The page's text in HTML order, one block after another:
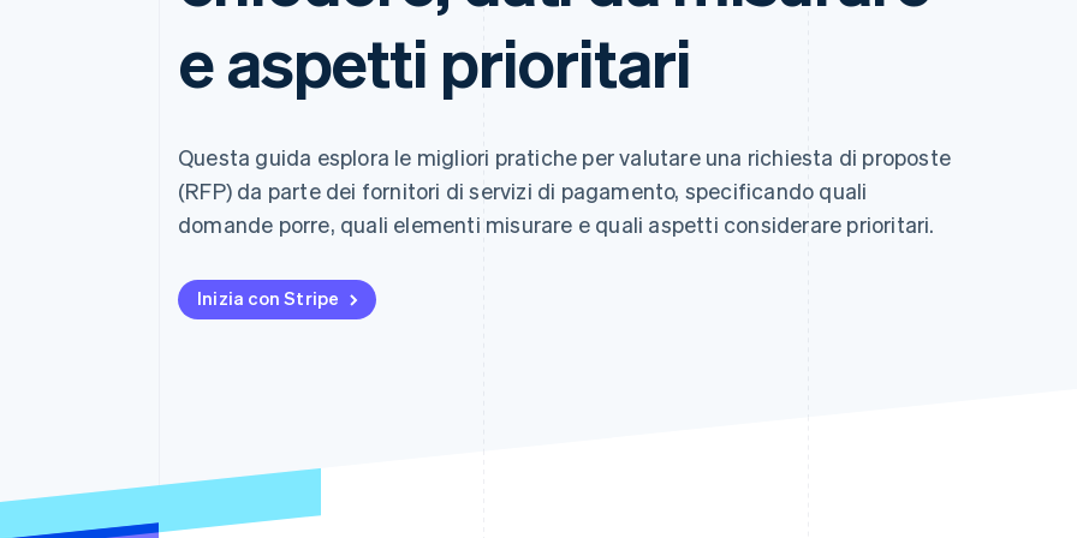
Financial Connections
Conti finanziari collegati
e aspetti prioritari
Questa guida esplora le migliori pratiche per valutare una richiesta di proposte
(RFP) da parte dei fornitori di servizi di pagamento, specificando quali
domande porre, quali elementi misurare e quali aspetti considerare prioritari.
Inizia con Stripe